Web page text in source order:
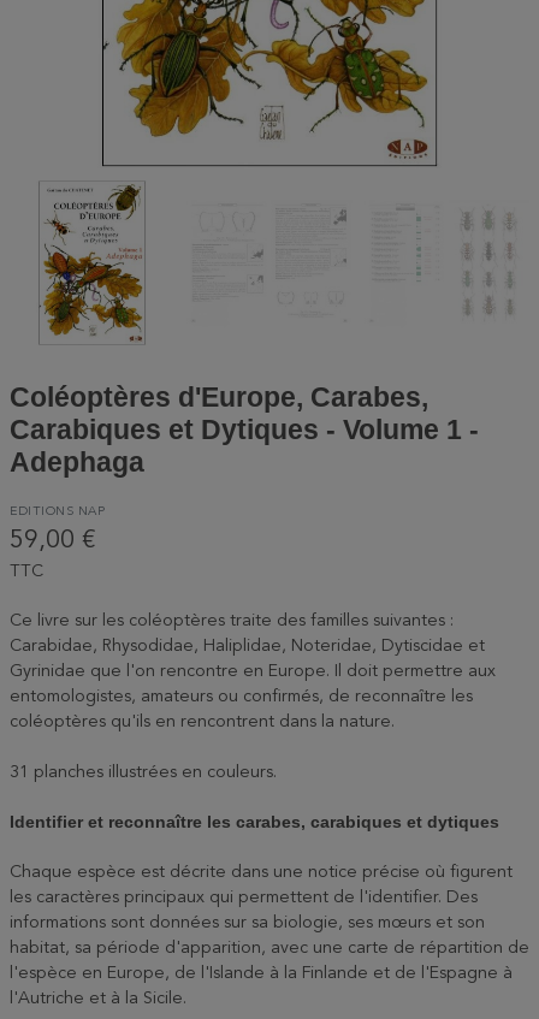
Coléoptères d'Europe, Carabes,
Carabiques et Dytiques - Volume 1 -
Adephaga
EDITIONS NAP
59,00 €
TTC
Ce livre sur les coléoptères traite des familles suivantes :
Carabidae, Rhysodidae, Haliplidae, Noteridae, Dytiscidae et
Gyrinidae que l'on rencontre en Europe. Il doit permettre aux
entomologistes, amateurs ou confirmés, de reconnaître les
coléoptères qu'ils en rencontrent dans la nature.
31 planches illustrées en couleurs.
Identifier et reconnaître les carabes, carabiques et dytiques
Chaque espèce est décrite dans une notice précise où figurent
les caractères principaux qui permettent de l'identifier. Des
informations sont données sur sa biologie, ses mœurs et son
habitat, sa période d'apparition, avec une carte de répartition de
l'espèce en Europe, de l'Islande à la Finlande et de l'Espagne à
l'Autriche et à la Sicile.